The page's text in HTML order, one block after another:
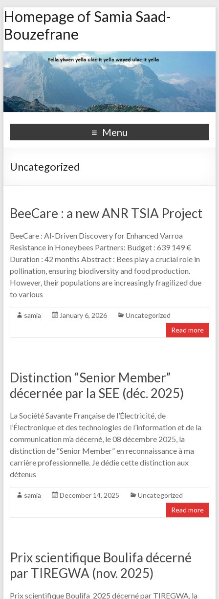
Homepage of Samia Saad-
Bouzefrane
Menu
Uncategorized
BeeCare : a new ANR TSIA Project
BeeCare : AI-Driven Discovery for Enhanced Varroa
Resistance in Honeybees Partners: Budget : 639 149 €
Duration : 42 months Abstract : Bees play a crucial role in
pollination, ensuring biodiversity and food production.
However, their populations are increasingly fragilized due
to various
samia January 6, 2026
Uncategorized
Read more
Distinction “Senior Member”
décernée par la SEE (déc. 2025)
La Société Savante Française de l’Électricité, de
l’Électronique et des technologies de l’information et de la
communication m’a décerné, le 08 décembre 2025, la
distinction de “Senior Member” en reconnaissance à ma
carrière professionnelle. Je dédie cette distinction aux
détenus
samia December 14, 2025
Uncategorized
Read more
Prix scientifique Boulifa décerné
par TIREGWA (nov. 2025)
Prix scientifique Boulifa 2025 décerné par TIREGWA, la